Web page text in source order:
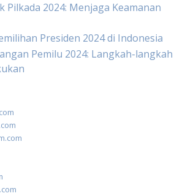
Pilkada 2024: Menjaga Keamanan
Presiden 2024 di Indonesia
Pemilu 2024: Langkah-langkah